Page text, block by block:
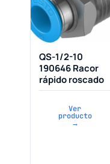
QS-1/2-10
190646 Racor
rápido roscado
Ver
producto
→